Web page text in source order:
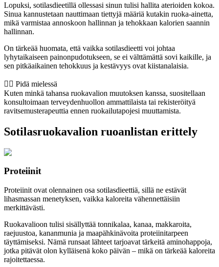
Lopuksi, sotilasdieetillä ollessasi sinun tulisi hallita aterioiden kokoa.
Sinua kannustetaan nauttimaan tiettyjä määriä kutakin ruoka-ainetta,
mikä varmistaa annoskoon hallinnan ja tehokkaan kalorien saannin
hallinnan.
On tärkeää huomata, että vaikka sotilasdieetti voi johtaa
lyhytaikaiseen painonpudotukseen, se ei välttämättä sovi kaikille, ja
sen pitkäaikainen tehokkuus ja kestävyys ovat kiistanalaisia.
👨‍⚕️️ Pidä mielessä
Kuten minkä tahansa ruokavalion muutoksen kanssa, suositellaan
konsultoimaan terveydenhuollon ammattilaista tai rekisteröityä
ravitsemusterapeuttia ennen ruokailutapojesi muuttamista.
Sotilasruokavalion ruoanlistan erittely
Proteiinit
Proteiinit ovat olennainen osa sotilasdieettiä, sillä ne estävät
lihasmassan menetyksen, vaikka kaloreita vähennettäisiin
merkittävästi.
Ruokavalioon tulisi sisällyttää tonnikalaa, kanaa, makkaroita,
raejuustoa, kananmunia ja maapähkinävoita proteiinitarpeen
täyttämiseksi. Nämä runsaat lähteet tarjoavat tärkeitä aminohappoja,
jotka pitävät olon kylläisenä koko päivän – mikä on tärkeää kaloreita
rajoitettaessa.